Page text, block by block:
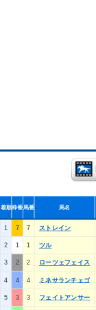
着順枠番馬番 馬名
1 7 7 ストレイン
2 1 1 ツル
3 2 2 ローツェフェイス
4 4 4 ミネサランチェゴ
5 3 3 フェイトアンサー